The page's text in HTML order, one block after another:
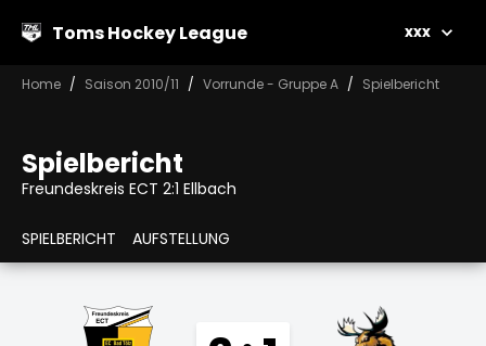
Toms Hockey League xxx
Home Saison 2010/11 Vorrunde - Gruppe A Spielbericht
Spielbericht
Freundeskreis ECT 2:1 Ellbach
SPIELBERICHT AUFSTELLUNG